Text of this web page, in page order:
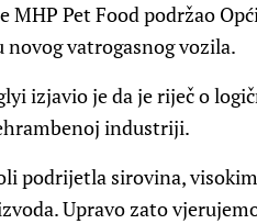
Pet Food podržao
vatrogasnog vozila.
izjavio je da je riječ o
industriji.
podrijetla sirovina,
Upravo zato